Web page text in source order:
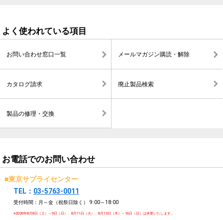
よく使われている項目
お問い合わせ窓口一覧 メールマガジン購読・解除
カタログ請求 廃止製品検索
製品の修理・交換
お電話でのお問い合わせ
■東京サプライセンター
TEL： 03-5763-0011
受付時間：月～金（祝祭日除く） 9:00～18:00
※2026年8月8日（土）～9日（日）、8月11日（火）、8月13日（木）～16日（日）は休業いたします。